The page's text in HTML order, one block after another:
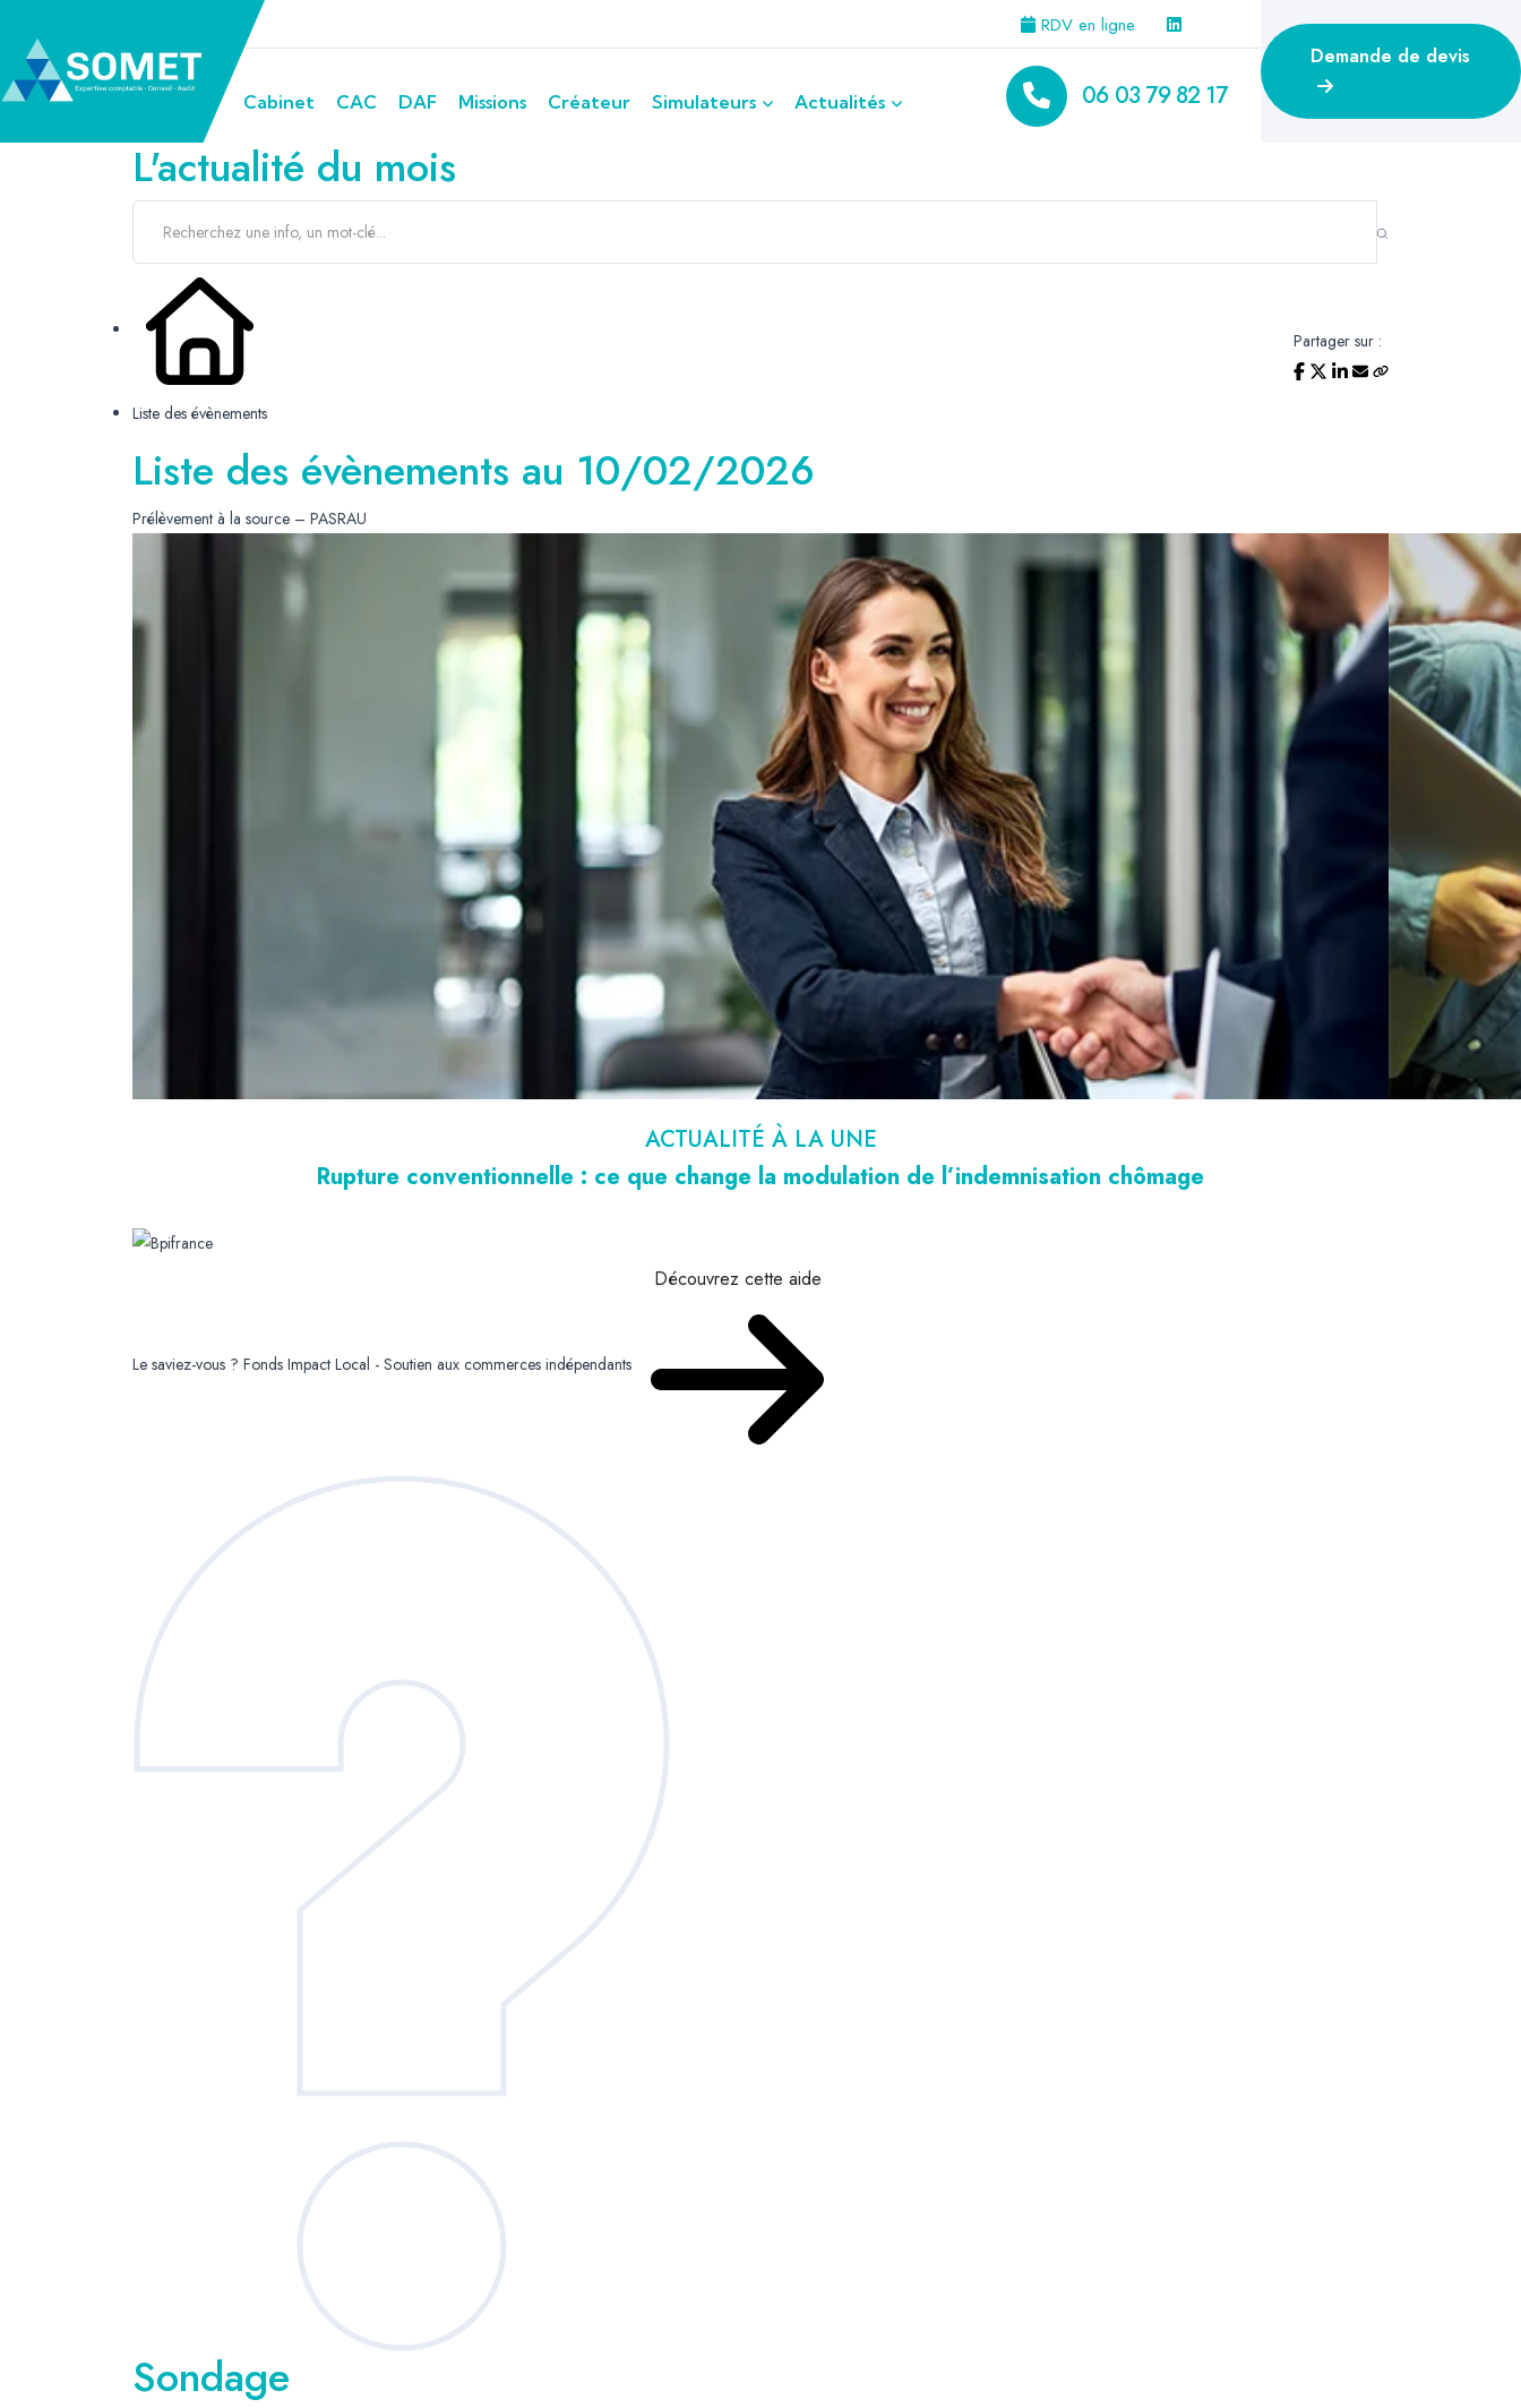
RDV en ligne
Cabinet CAC DAF Missions Créateur Simulateurs Actualités 06 03 79 82 17
Demande de devis
L'actualité du mois
Liste des évènements
Partager sur :
Liste des évènements au 10/02/2026
Prélèvement à la source – PASRAU
ACTUALITÉ À LA UNE
Rupture conventionnelle : ce que change la modulation de l’indemnisation chômage
Le saviez-vous ? Fonds Impact Local - Soutien aux commerces indépendants
Découvrez cette aide
Sondage